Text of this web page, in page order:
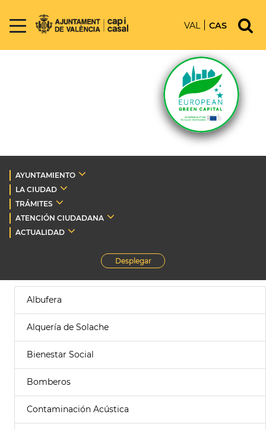
VAL CAS
AYUNTAMIENTO
LA CIUDAD
TRÁMITES
ATENCIÓN CIUDADANA
ACTUALIDAD
Desplegar
Albufera
Alquería de Solache
Bienestar Social
Bomberos
Contaminación Acústica